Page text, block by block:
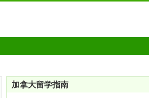
加拿大留学指南